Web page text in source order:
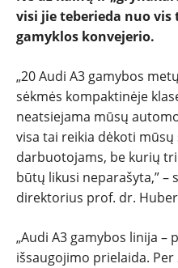
visi jie teberieda nuo
gamyklos konvejerio.
„20 Audi A3 gamybos
sėkmės kompaktinėje
neatsiejama mūsų
visa tai reikia dėkoti mūsų
darbuotojams, be kurių
būtų likusi neparašyta,” –
direktorius prof. dr.
„Audi A3 gamybos linija –
išsaugojimo prielaida.